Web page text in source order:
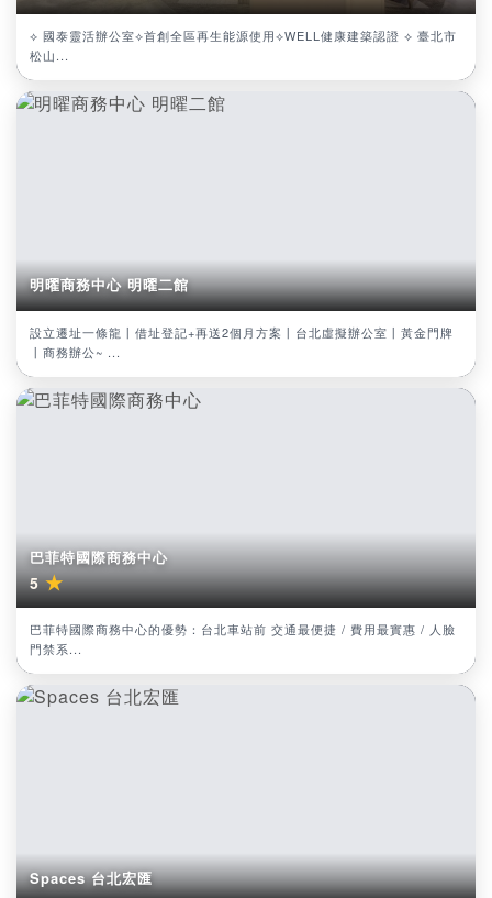
⟡ 國泰靈活辦公室⟡首創全區再生能源使用⟡WELL健康建築認證 ⟡ 臺北市
松山...
明曜商務中心 明曜二館
設立遷址一條龍丨借址登記+再送2個月方案丨台北虛擬辦公室丨黃金門牌
丨商務辦公~ ...
巴菲特國際商務中心
5★
巴菲特國際商務中心的優勢：台北車站前 交通最便捷 / 費用最實惠 / 人臉
門禁系...
Spaces 台北宏匯